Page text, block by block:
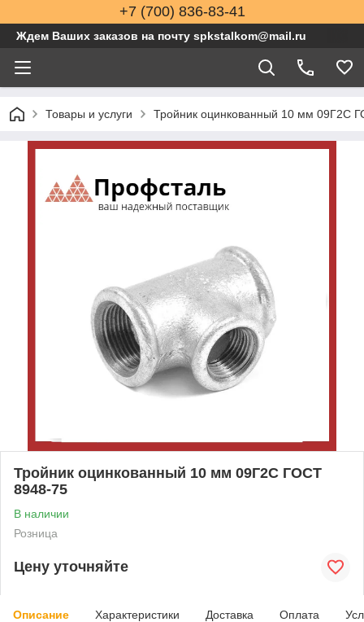
+7 (700) 836-83-41
Ждем Ваших заказов на почту spkstalkom@mail.ru
Товары и услуги Тройник оцинкованный 10 мм 09Г2С
Тройник оцинкованный 10 мм 09Г2С ГОСТ
8948-75
В наличии
Розница
Цену уточняйте
Описание Характеристики Доставка Оплата